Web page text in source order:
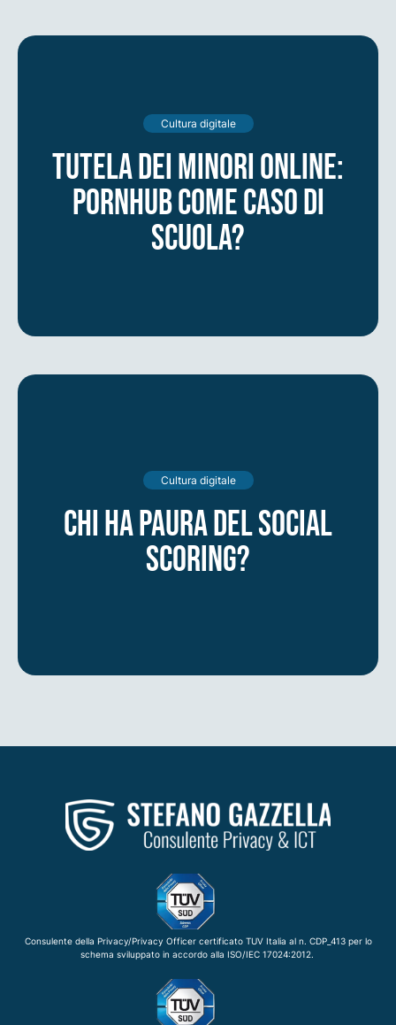
Cultura digitale
Tutela dei minori online:
Pornhub come caso di
scuola?
Cultura digitale
Chi ha paura del social
scoring?
Consulente della Privacy/Privacy Officer certificato TUV Italia al n. CDP_413 per lo
schema sviluppato in accordo alla ISO/IEC 17024:2012.